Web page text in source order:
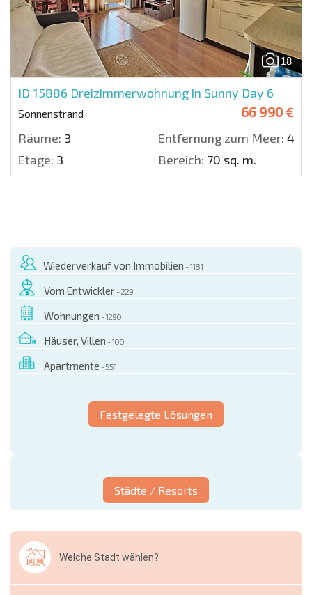
18
ID 15886 Dreizimmerwohnung in Sunny Day 6
Sonnenstrand 66 990 €
Räume: 3 Entfernung zum Meer:
Etage: 3 Bereich: 70 sq. m.
Wiederverkauf von Immobilien - 1181
Vom Entwickler - 229
Wohnungen - 1290
Häuser, Villen - 100
Apartmente - 551
Festgelegte Lösungen
Städte / Resorts
Welche Stadt wählen?